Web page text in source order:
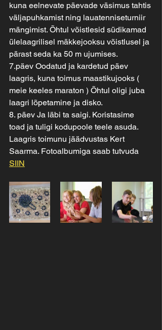
kuna eelnevate päevade väsimus tahtis
väljapuhkamist ning lauatenniseturniir
mängimist. Õhtul võistlesid südikamad
ülelaagrilisel mäkkejooksu võistlusel ja
pärast seda ka 50 m ujumises.
7.päev Oodatud ja kardetud päev
laagris, kuna toimus maastikujooks (
meie keeles maraton ) Õhtul oligi juba
laagri lõpetamine ja disko.
8. päev Ja läbi ta saigi. Koristasime
toad ja tuligi kodupoole teele asuda.
Laagris toimunu jäädvustas Kert
Saarma. Fotoalbumiga saab tutvuda
SIIN